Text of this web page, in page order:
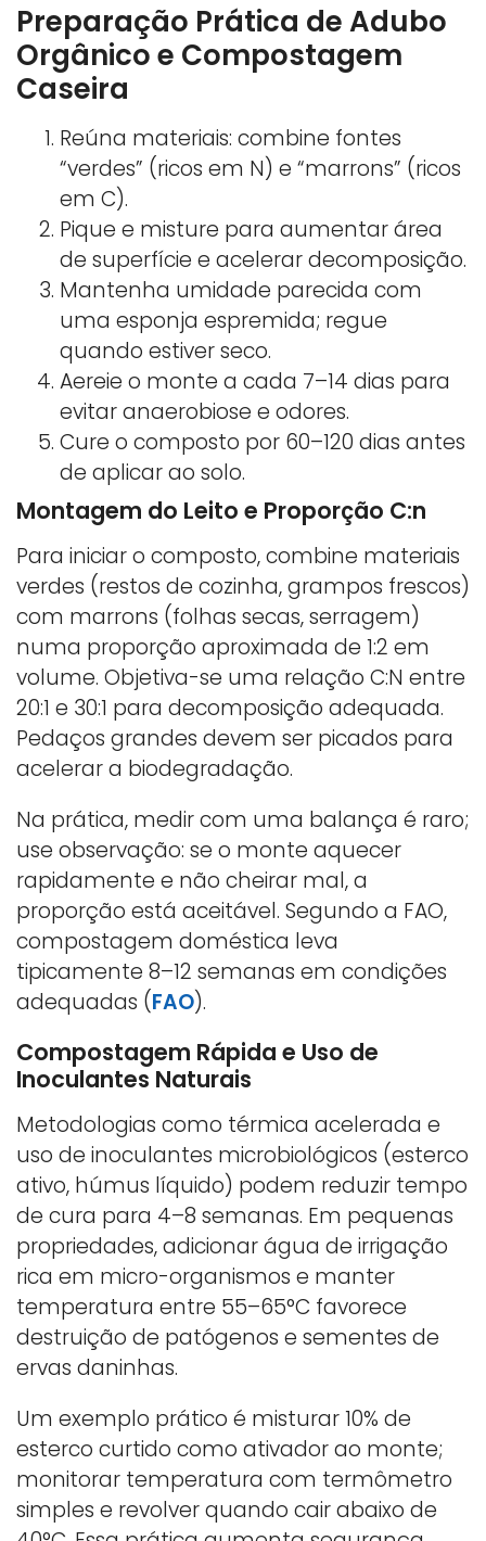
Preparação Prática de Adubo
Orgânico e Compostagem
Caseira
Reúna materiais: combine fontes
“verdes” (ricos em N) e “marrons” (ricos
em C).
Pique e misture para aumentar área
de superfície e acelerar decomposição.
Mantenha umidade parecida com
uma esponja espremida; regue
quando estiver seco.
Aereie o monte a cada 7–14 dias para
evitar anaerobiose e odores.
Cure o composto por 60–120 dias antes
de aplicar ao solo.
Montagem do Leito e Proporção C:n
Para iniciar o composto, combine materiais
verdes (restos de cozinha, grampos frescos)
com marrons (folhas secas, serragem)
numa proporção aproximada de 1:2 em
volume. Objetiva-se uma relação C:N entre
20:1 e 30:1 para decomposição adequada.
Pedaços grandes devem ser picados para
acelerar a biodegradação.
Na prática, medir com uma balança é raro;
use observação: se o monte aquecer
rapidamente e não cheirar mal, a
proporção está aceitável. Segundo a FAO,
compostagem doméstica leva
tipicamente 8–12 semanas em condições
adequadas (FAO).
Compostagem Rápida e Uso de
Inoculantes Naturais
Metodologias como térmica acelerada e
uso de inoculantes microbiológicos (esterco
ativo, húmus líquido) podem reduzir tempo
de cura para 4–8 semanas. Em pequenas
propriedades, adicionar água de irrigação
rica em micro-organismos e manter
temperatura entre 55–65°C favorece
destruição de patógenos e sementes de
ervas daninhas.
Um exemplo prático é misturar 10% de
esterco curtido como ativador ao monte;
monitorar temperatura com termômetro
simples e revolver quando cair abaixo de